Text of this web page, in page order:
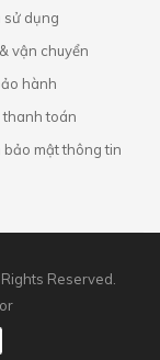
sử dụng
vận chuyển
hành
thanh toán
bảo mật thông tin
Reserved.